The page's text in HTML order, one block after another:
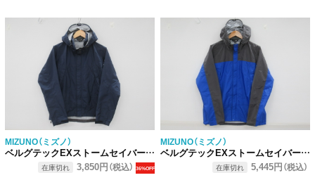
MIZUNO（ミズノ）
ベルグテックEXストームセイバー6 レインスーツ
在庫切れ 3,850円（税込） 36%OFF
MIZUNO（ミズノ）
ベルグテックEXストームセイバーVレインスーツ メンズ
在庫切れ 5,445円（税込）